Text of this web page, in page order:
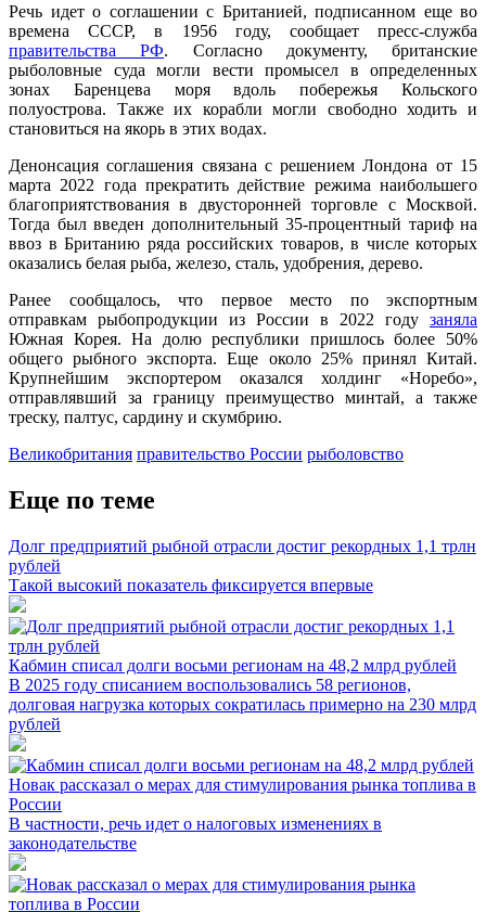
Речь идет о соглашении с Британией, подписанном еще во
времена СССР, в 1956 году, сообщает пресс-служба
правительства РФ. Согласно документу, британские
рыболовные суда могли вести промысел в определенных
зонах Баренцева моря вдоль побережья Кольского
полуострова. Также их корабли могли свободно ходить и
становиться на якорь в этих водах.
Денонсация соглашения связана с решением Лондона от 15
марта 2022 года прекратить действие режима наибольшего
благоприятствования в двусторонней торговле с Москвой.
Тогда был введен дополнительный 35-процентный тариф на
ввоз в Британию ряда российских товаров, в числе которых
оказались белая рыба, железо, сталь, удобрения, дерево.
Ранее сообщалось, что первое место по экспортным
отправкам рыбопродукции из России в 2022 году заняла
Южная Корея. На долю республики пришлось более 50%
общего рыбного экспорта. Еще около 25% принял Китай.
Крупнейшим экспортером оказался холдинг «Норебо»,
отправлявший за границу преимущество минтай, а также
треску, палтус, сардину и скумбрию.
Великобритания правительство России рыболовство
Еще по теме
Долг предприятий рыбной отрасли достиг рекордных 1,1 трлн
рублей
Такой высокий показатель фиксируется впервые
Кабмин списал долги восьми регионам на 48,2 млрд рублей
В 2025 году списанием воспользовались 58 регионов,
долговая нагрузка которых сократилась примерно на 230 млрд
рублей
Новак рассказал о мерах для стимулирования рынка топлива в
России
В частности, речь идет о налоговых изменениях в
законодательстве